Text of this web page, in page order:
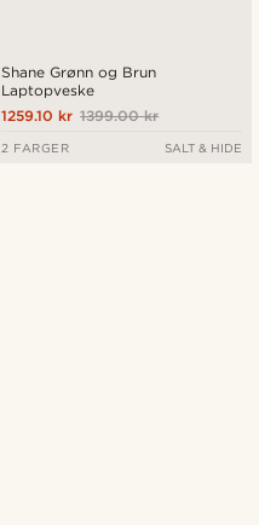
Shane Grønn og Brun
Laptopveske
1399.00 kr
1259.10 kr
2 FARGER SALT & HIDE